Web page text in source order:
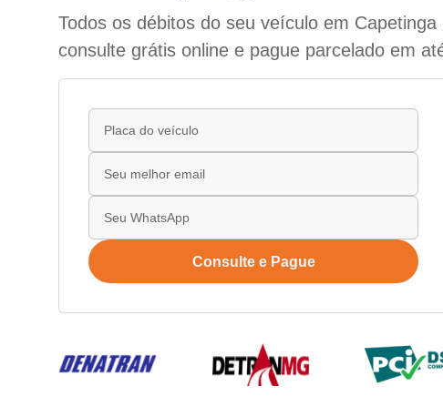
Todos os débitos do seu veículo em Capetinga
consulte grátis online e pague parcelado em
Consulte e Pague